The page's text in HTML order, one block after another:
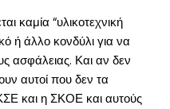
καμία “υλικοτεχνική
ή άλλο κονδύλι για να
ασφάλειας. Και αν δεν
αυτοί που δεν τα
και η ΣΚΟΕ και αυτούς